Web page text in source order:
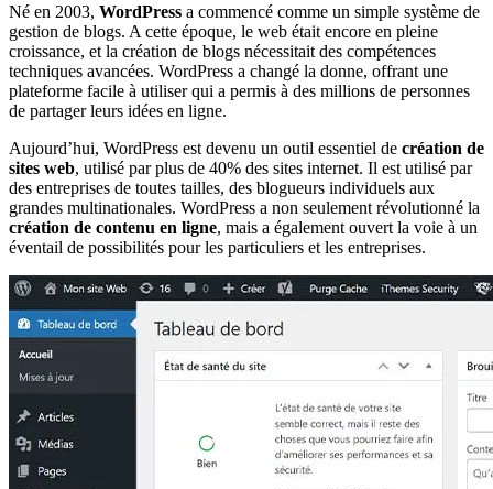
Né en 2003, WordPress a commencé comme un simple système de
gestion de blogs. A cette époque, le web était encore en pleine
croissance, et la création de blogs nécessitait des compétences
techniques avancées. WordPress a changé la donne, offrant une
plateforme facile à utiliser qui a permis à des millions de personnes
de partager leurs idées en ligne.
Aujourd’hui, WordPress est devenu un outil essentiel de création de
sites web, utilisé par plus de 40% des sites internet. Il est utilisé par
des entreprises de toutes tailles, des blogueurs individuels aux
grandes multinationales. WordPress a non seulement révolutionné la
création de contenu en ligne, mais a également ouvert la voie à un
éventail de possibilités pour les particuliers et les entreprises.